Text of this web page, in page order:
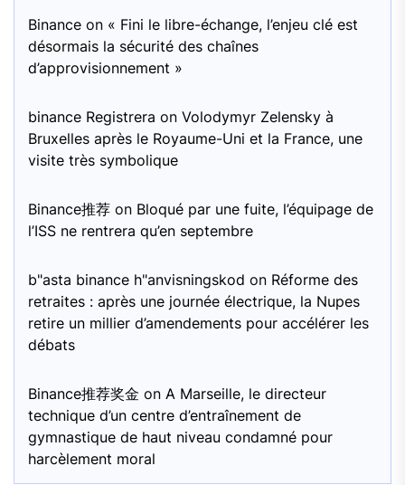
Binance on « Fini le libre-échange, l’enjeu clé est
désormais la sécurité des chaînes
d’approvisionnement »
binance Registrera on Volodymyr Zelensky à
Bruxelles après le Royaume-Uni et la France, une
visite très symbolique
Binance推荐 on Bloqué par une fuite, l’équipage de
l’ISS ne rentrera qu’en septembre
b"asta binance h"anvisningskod on Réforme des
retraites : après une journée électrique, la Nupes
retire un millier d’amendements pour accélérer les
débats
Binance推荐奖金 on A Marseille, le directeur
technique d’un centre d’entraînement de
gymnastique de haut niveau condamné pour
harcèlement moral